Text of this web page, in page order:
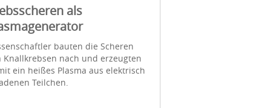
als
bauten die Scheren
Knallkrebsen nach und erzeugten
ein heißes Plasma aus elektrisch
Teilchen.